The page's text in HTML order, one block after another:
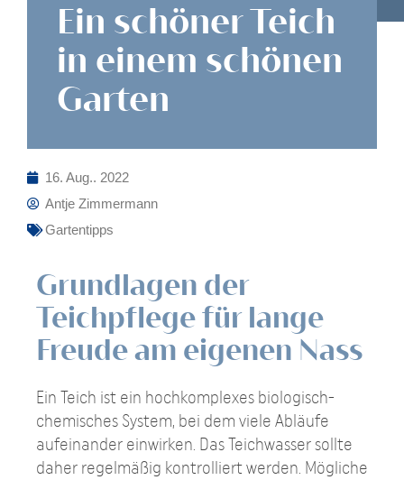
Ein schöner Teich
in einem schönen
Garten
16. Aug.. 2022
Antje Zimmermann
Gartentipps
Grundlagen der
Teichpflege für lange
Freude am eigenen Nass
Ein Teich ist ein hochkomplexes biologisch-
chemisches System, bei dem viele Abläufe
aufeinander einwirken. Das Teichwasser sollte
daher regelmäßig kontrolliert werden. Mögliche